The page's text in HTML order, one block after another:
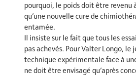
pourquoi, le poids doit être revenu
qu’une nouvelle cure de
entamée.
Il insiste sur le fait que tous les
pas achevés. Pour Valter Longo, le
technique expérimentale face à
ne doit être envisagé qu’après